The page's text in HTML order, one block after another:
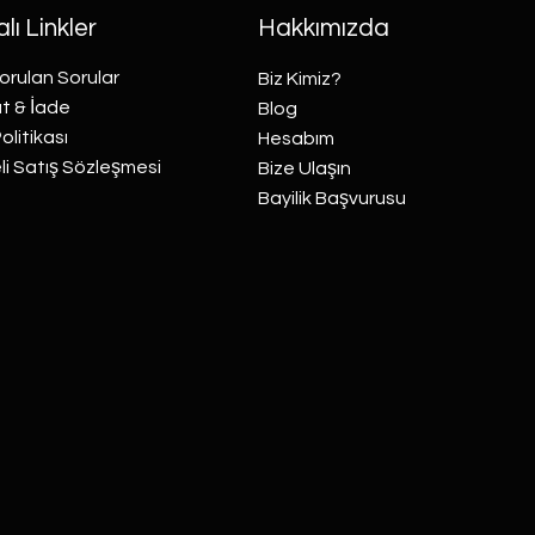
Linkler
Sorular
& İade
Satış Sözleşmesi
Hakkımızda
Biz Kimiz?
Blog
Hesabım
Bize Ulaşın
Bayilik Başvurusu